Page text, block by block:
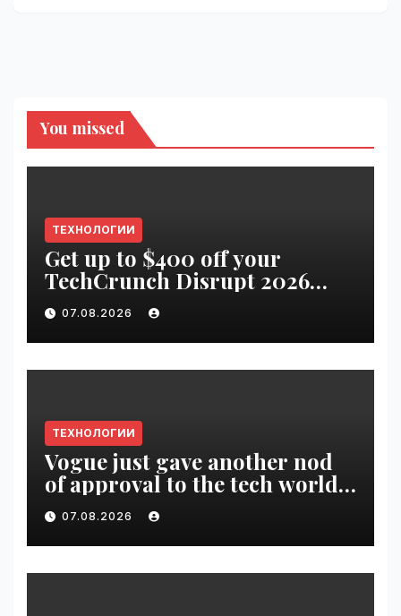
You missed
ТЕХНОЛОГИИ
Get up to $400 off your
TechCrunch Disrupt 2026
pass until tomorrow |
VseTime.ru
07.08.2026
ТЕХНОЛОГИИ
Vogue just gave another nod
of approval to the tech world |
VseTime.ru
07.08.2026